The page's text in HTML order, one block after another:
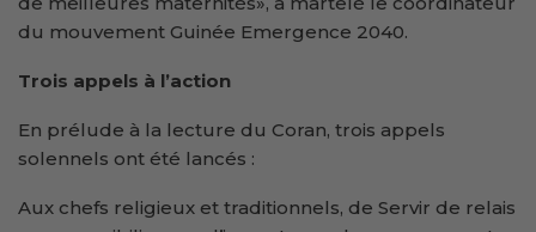
du mouvement Guinée Emergence 2040.
Trois appels à l’action
En prélude à la lecture du Coran, trois appels
solennels ont été lancés :
Aux chefs religieux et traditionnels, de Servir de relais